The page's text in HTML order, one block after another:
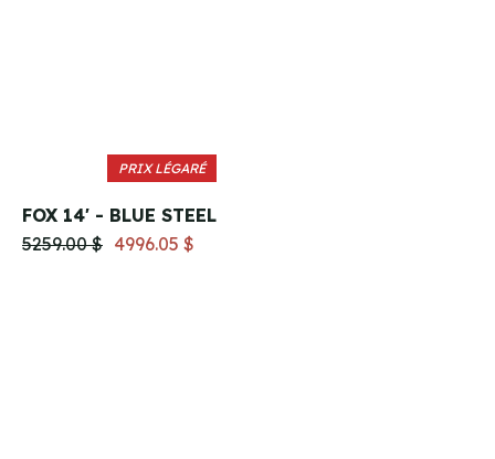
PRIX LÉGARÉ
FOX 14' - BLUE STEEL
5259.00 $ 4996.05 $